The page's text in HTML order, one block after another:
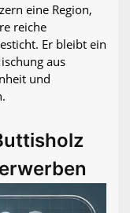
eine Region,
reiche
Er bleibt ein
aus
und